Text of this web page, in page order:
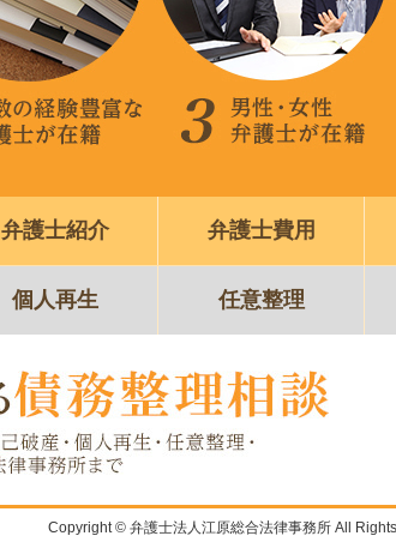
弁護士紹介 弁護士費用
個人再生 任意整理
Copyright © 弁護士法人江原総合法律事務所 All